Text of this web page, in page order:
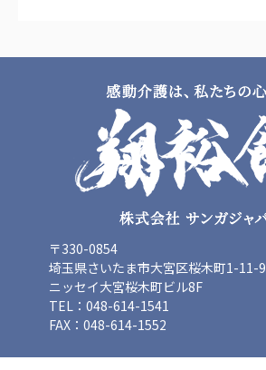
〒330-0854
埼玉県さいたま市大宮区桜木町1-11-9
ニッセイ大宮桜木町ビル8F
TEL：048-614-1541
FAX：048-614-1552